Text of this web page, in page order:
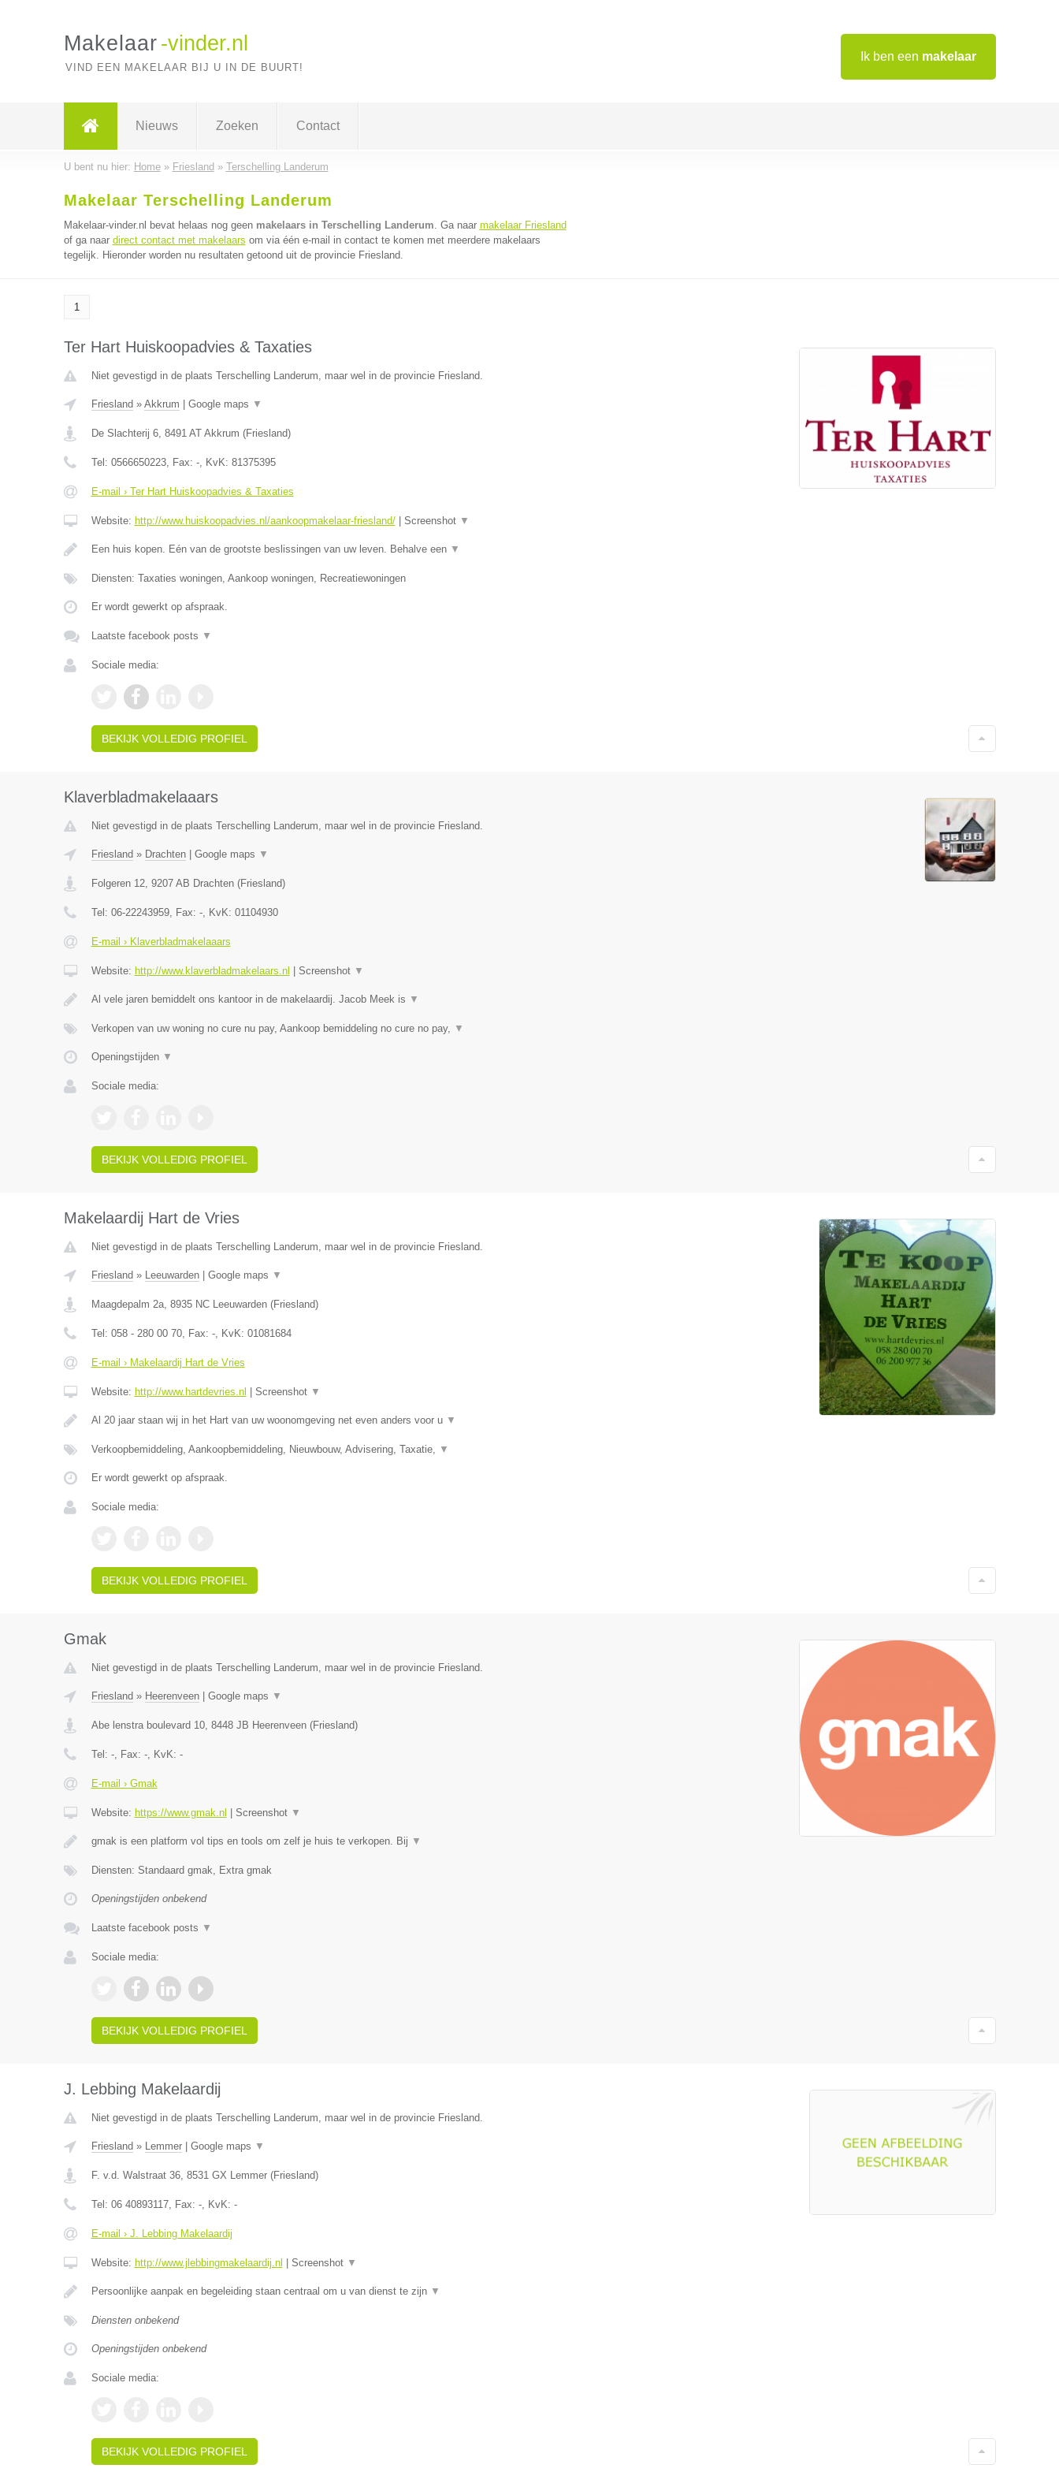
Ik ben een makelaar
Makelaar -vinder.nl
VIND EEN MAKELAAR BIJ U IN DE BUURT!
Nieuws Zoeken Contact
U bent nu hier: Home» Friesland » Terschelling Landerum
Makelaar Terschelling Landerum
Makelaar-vinder.nl bevat helaas nog geen makelaars in Terschelling Landerum. Ga naar makelaar Friesland
of ga naar direct contact met makelaars om via één e-mail in contact te komen met meerdere makelaars
tegelijk. Hieronder worden nu resultaten getoond uit de provincie Friesland.
1
Ter Hart Huiskoopadvies & Taxaties
Niet gevestigd in de plaats Terschelling Landerum, maar wel in de provincie Friesland.
Friesland » Akkrum Google maps ▼
De Slachterij 6, 8491 AT Akkrum (Friesland)
Tel: 0566650223, Fax: -, KvK: 81375395
E-mail › Ter Hart Huiskoopadvies & Taxaties
Website: http://www.huiskoopadvies.nl/aankoopmakelaar-friesland/| Screenshot ▼
Een huis kopen. Eén van de grootste beslissingen van uw leven. Behalve een ▼
Diensten: Taxaties woningen, Aankoop woningen, Recreatiewoningen
Er wordt gewerkt op afspraak.
Laatste facebook posts ▼
Sociale media:
BEKIJK VOLLEDIG PROFIEL
Klaverbladmakelaaars
Niet gevestigd in de plaats Terschelling Landerum, maar wel in de provincie Friesland.
Friesland » Drachten| Google maps ▼
Folgeren 12, 9207 AB Drachten(Friesland)
Tel: 06-22243959, Fax: -, KvK: 01104930
E-mail › Klaverbladmakelaaars
Website: http://www.klaverbladmakelaars.nl Screenshot ▼
Al vele jaren bemiddelt ons kantoor in de makelaardij. Jacob Meek is ▼
Verkopen van uw woning no cure nu pay, Aankoop bemiddeling no cure no pay, ▼
Openingstijden ▼
Sociale media:
BEKIJK VOLLEDIG PROFIEL
Makelaardij Hart de Vries
Niet gevestigd in de plaats Terschelling Landerum, maar wel in de provincie Friesland.
Friesland » Leeuwarden| Google maps ▼
Maagdepalm 2a, 8935 NC Leeuwarden(Friesland)
Tel: 058 - 280 00 70, Fax: -, KvK: 01081684
E-mail › Makelaardij Hart de Vries
Website: http://www.hartdevries.nl Screenshot ▼
Al 20 jaar staan wij in het Hart van uw woonomgeving net even anders voor u ▼
Verkoopbemiddeling, Aankoopbemiddeling, Nieuwbouw, Advisering, Taxatie, ▼
Er wordt gewerkt op afspraak.
Sociale media:
BEKIJK VOLLEDIG PROFIEL
Gmak
Niet gevestigd in de plaats Terschelling Landerum, maar wel in de provincie Friesland.
Friesland » Heerenveen| Google maps ▼
Abe lenstra boulevard 10, 8448 JB Heerenveen(Friesland)
Tel: -, Fax: -, KvK: -
E-mail › Gmak
Website: https://www.gmak.nl Screenshot ▼
gmak is een platform vol tips en tools om zelf je huis te verkopen. Bij ▼
Diensten: Standaard gmak, Extra gmak
Openingstijden onbekend
Laatste facebook posts ▼
Sociale media:
BEKIJK VOLLEDIG PROFIEL
J. Lebbing Makelaardij
Niet gevestigd in de plaats Terschelling Landerum, maar wel in de provincie Friesland.
Friesland » Lemmer| Google maps ▼
F. v.d. Walstraat 36, 8531 GX Lemmer(Friesland)
Tel: 06 40893117, Fax: -, KvK: -
E-mail › J. Lebbing Makelaardij
Website: http://www.jlebbingmakelaardij.nl Screenshot ▼
Persoonlijke aanpak en begeleiding staan centraal om u van dienst te zijn ▼
Diensten onbekend
Openingstijden onbekend
Sociale media:
BEKIJK VOLLEDIG PROFIEL